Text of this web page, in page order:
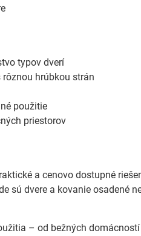
typov dverí
hrúbkou strán
použitie
priestorov
a cenovo dostupné
sú dvere a kovanie osadené
– od bežných